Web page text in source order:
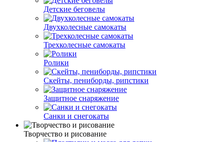
Детские беговелы
Двухколесные cамокаты
Трехколесные cамокаты
Ролики
Скейты, пениборды, рипстики
Защитное снаряжение
Санки и снегокаты
Творчество и рисование